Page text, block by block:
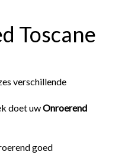
Toscane
verschillende
doet uwOnroerend
goed